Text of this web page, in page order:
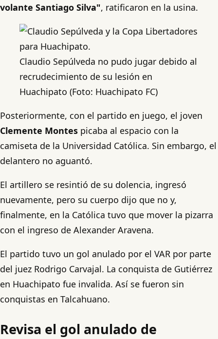
volante Santiago Silva", ratificaron en la usina.
Claudio Sepúlveda no pudo jugar debido al
recrudecimiento de su lesión en
Huachipato (Foto: Huachipato FC)
Posteriormente, con el partido en juego, el joven
Clemente Montes picaba al espacio con la
camiseta de la Universidad Católica. Sin embargo, el
delantero no aguantó.
El artillero se resintió de su dolencia, ingresó
nuevamente, pero su cuerpo dijo que no y,
finalmente, en la Católica tuvo que mover la pizarra
con el ingreso de Alexander Aravena.
El partido tuvo un gol anulado por el VAR por parte
del juez Rodrigo Carvajal. La conquista de Gutiérrez
en Huachipato fue invalida. Así se fueron sin
conquistas en Talcahuano.
Revisa el gol anulado de